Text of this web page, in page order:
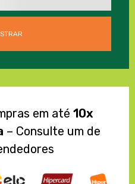
em até 10x
– Consulte um de